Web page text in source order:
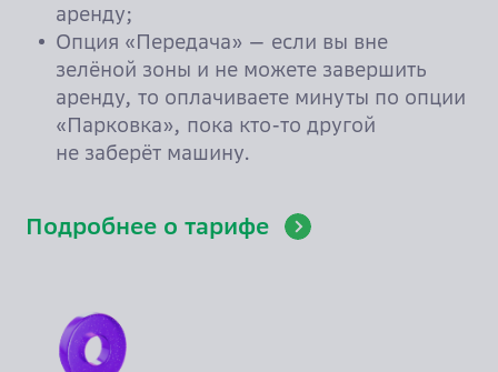
аренду;
Опция «Передача» — если вы вне
зелёной зоны и не можете завершить
аренду, то оплачиваете минуты по опции
«Парковка», пока кто-то другой
не заберёт машину.
Подробнее о тарифе